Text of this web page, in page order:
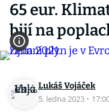
65 eur.
bijí na
Lukáš Vojáček
5. ledna 2023 ·